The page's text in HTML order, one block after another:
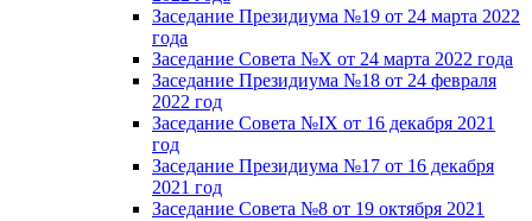
Заседание Президиума №19 от 24 марта 2022
года
Заседание Совета №X от 24 марта 2022 года
Заседание Президиума №18 от 24 февраля
2022 год
Заседание Совета №IX от 16 декабря 2021
год
Заседание Президиума №17 от 16 декабря
2021 год
Заседание Совета №8 от 19 октября 2021